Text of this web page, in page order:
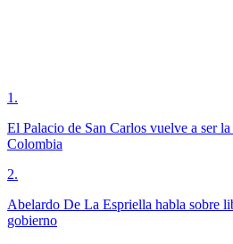
1 .
El Palacio de San Carlos vuelve a ser
Colombia
2.
Abelardo De La Espriella habla sobre
gobierno